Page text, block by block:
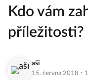
Kdo vám
příležitosti?
aši
15. června 2018 ·